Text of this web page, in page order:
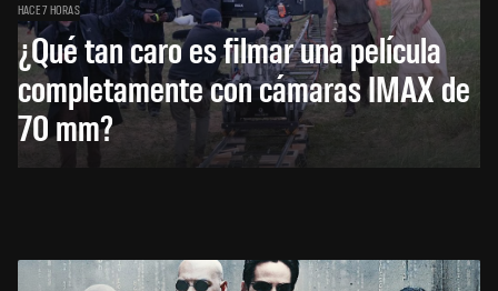
HACE 7 HORAS
¿Qué tan caro es filmar una película
completamente con cámaras IMAX de
70 mm?